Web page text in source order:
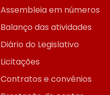
Assembleia em números
Balanço das atividades
Diário do Legislativo
Licitações
Contratos e convênios